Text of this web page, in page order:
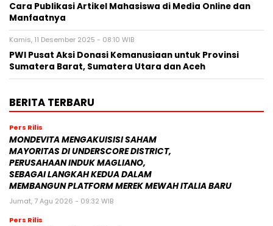
Cara Publikasi Artikel Mahasiswa di Media Online dan
Manfaatnya
Kamis, 11 Desember 2025 - 08:10 WIB
PWI Pusat Aksi Donasi Kemanusiaan untuk Provinsi
Sumatera Barat, Sumatera Utara dan Aceh
BERITA TERBARU
Pers Rilis
MONDEVITA MENGAKUISISI SAHAM
MAYORITAS DI UNDERSCORE DISTRICT,
PERUSAHAAN INDUK MAGLIANO,
SEBAGAI LANGKAH KEDUA DALAM
MEMBANGUN PLATFORM MEREK MEWAH ITALIA BARU
Jumat, 7 Agu 2026 - 09:32 WIB
Pers Rilis